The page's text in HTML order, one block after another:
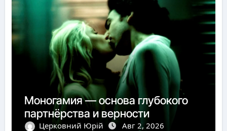
Моногамия — основа глубокого
партнёрства и верности
Церковний Юрій Авг 2, 2026